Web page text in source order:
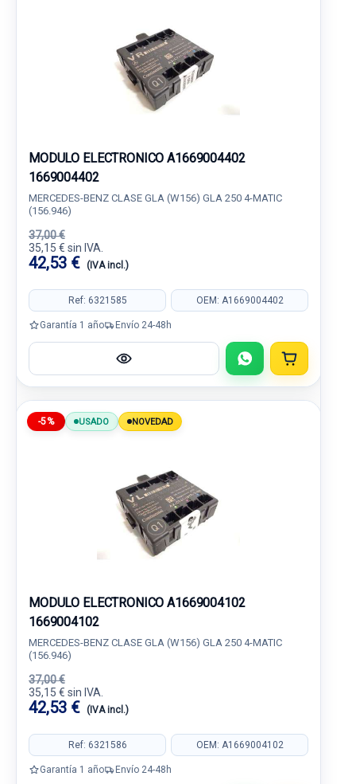
MODULO ELECTRONICO A1669004402
1669004402
MERCEDES-BENZ CLASE GLA (W156) GLA 250 4-MATIC
(156.946)
37,00 €
35,15 € sin IVA.
42,53 € (IVA incl.)
Ref: 6321585 OEM: A1669004402
Garantía 1 año Envío 24-48h
-5% USADO NOVEDAD
MODULO ELECTRONICO A1669004102
1669004102
MERCEDES-BENZ CLASE GLA (W156) GLA 250 4-MATIC
(156.946)
37,00 €
35,15 € sin IVA.
42,53 € (IVA incl.)
Ref: 6321586 OEM: A1669004102
Garantía 1 año Envío 24-48h